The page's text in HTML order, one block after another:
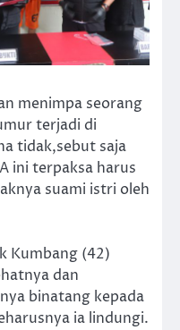
menimpa seorang
terjadi di
tidak,sebut saja
ini terpaksa harus
suami istri oleh
Kumbang (42)
dan
binatang kepada
ia lindungi.